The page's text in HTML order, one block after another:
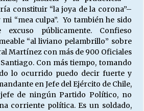
constituir “la joya de la corona”–
“mea culpa”. Yo también he sido
públicamente. Confieso
“al liviano pelambrillo” sobre
Martínez con más de 900 Oficiales
Con más tiempo, tomando
lo ocurrido puedo decir fuerte y
en Jefe del Ejército de Chile,
de ningún Partido Político, no
corriente política. Es un soldado,